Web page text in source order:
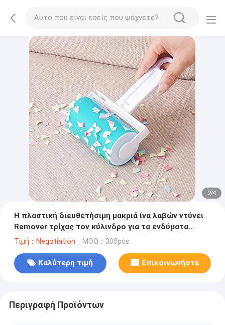
2/4
Η πλαστική διευθετήσιμη μακριά ίνα λαβών ντύνει
Remover τρίχας τον κύλινδρο για τα ενδύματα
σκυλιών γατών
Τιμή：Negotiation MOQ：300pcs
Καλύτερη τιμή Επικοινωνήστε
Περιγραφή Προϊόντων